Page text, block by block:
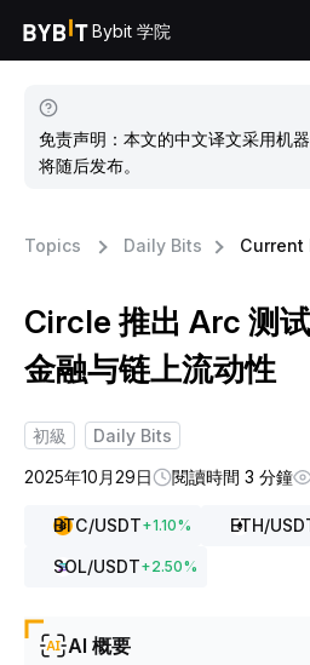
Bybit 学院
免责声明：本文的中文译文采用机
将随后发布。
Topics Daily Bits Current
Circle 推出 Arc 测
金融与链上流动性
初級
Daily Bits
2025年10月29日
閱讀時間 3 分鐘
BTC/USDT+1.10% ETH/
SOL/USDT+2.50%
AI 概要